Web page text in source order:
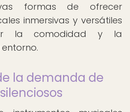
formas de ofrecer
inmersivas y versátiles
la comodidad y la
la demanda de